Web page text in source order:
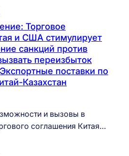
Торговое
и США стимулирует
санкций против
переизбыток
поставки по
Казахстан
и вызовы в
соглашения Китая…